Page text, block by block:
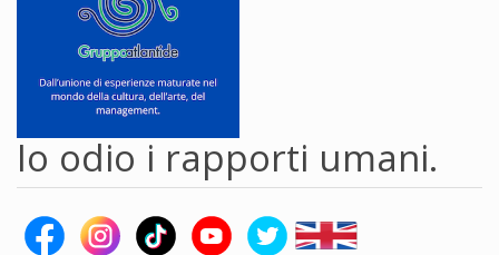
Io odio i rapporti umani.